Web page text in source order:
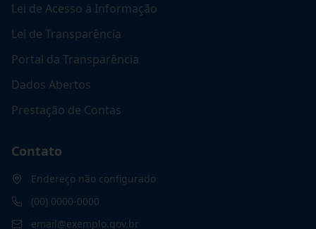
Lei de Acesso à Informação
Lei de Transparência
Portal da Transparência
Dados Abertos
Prestação de Contas
Contato
Endereço não configurado
(00) 0000-0000
email@exemplo.gov.br